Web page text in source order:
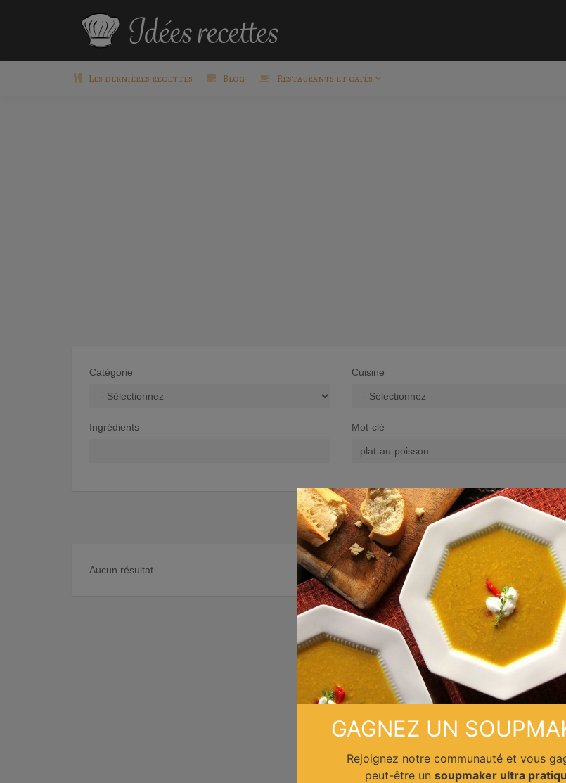
Les dernières recettes Blog Restaurants et cafés
Catégorie Cuisine
Ingrédients Mot-clé
Aucun résultat
GAGNEZ UN
Rejoignez notre communauté et vous
peut-être un soupmaker ultra